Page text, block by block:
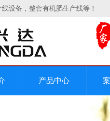
设备，整套有机肥生产线等！
产品中心